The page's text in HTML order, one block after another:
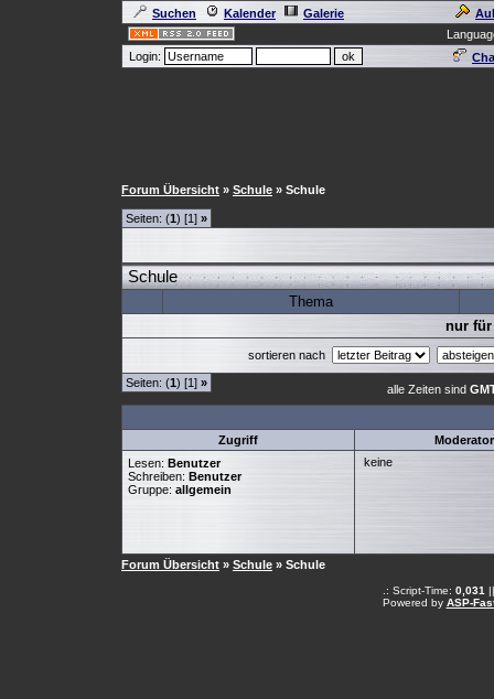
Suchen Kalender Galerie
Login:
Forum Übersicht » Schule » Schule
Seiten: (1) [1] »
Schule
Thema
nur für
sortieren nach
Seiten: (1) [1] » alle Zeiten sind
Zugriff
Lesen: Benutzer
Schreiben: Benutzer
Gruppe: allgemein
keine
Forum Übersicht » Schule » Schule
.: Script-Time: 0,031
Powered by ASP-